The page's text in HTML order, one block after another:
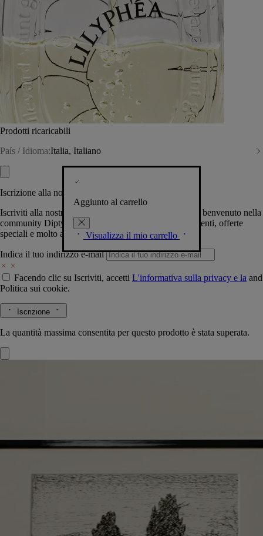
Prodotti ricaricabili
País / Idioma:Italia, Italiano
Aggiunto al carrello
Visualizza il mio carrello
Iscrizione alla nostra Newsletter
Iscriviti alla nostra newsletter per permetterci di darti il benvenuto nella
community Diptyque e tenerti al corrente su novità, eventi, offerte
speciali e molto altro.
Indica il tuo indirizzo e-mail
Facendo clic su Iscriviti, accetti L'informativa sulla privacy e la and
Politica sui cookie.
Iscrizione
La quantità massima consentita per questo prodotto è stata superata.